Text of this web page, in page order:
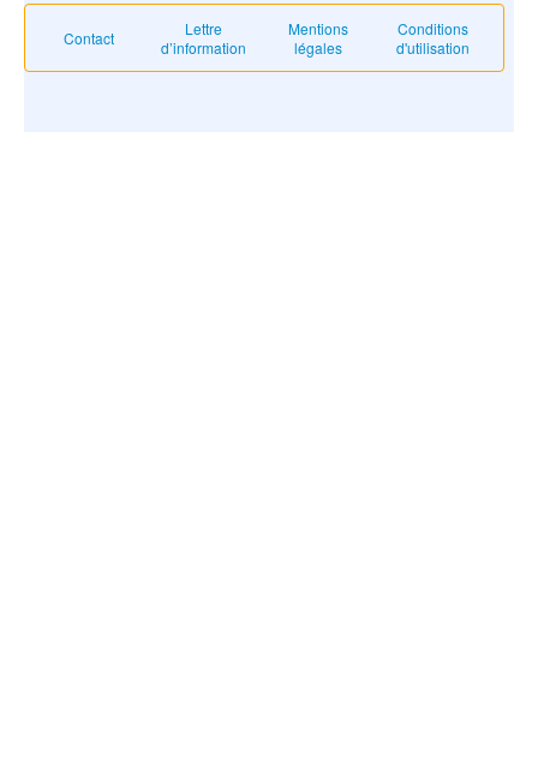
Contact
Lettre
d’information
Mentions
légales
Conditions
d'utilisation